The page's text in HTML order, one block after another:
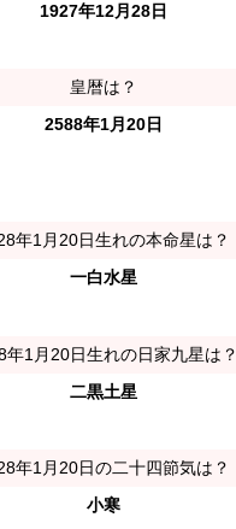
1927年12月28日
皇暦は？
2588年1月20日
年1月20日生れの本命星は？
一白水星
年1月20日生れの日家九星は？
二黒土星
年1月20日の二十四節気は？
小寒